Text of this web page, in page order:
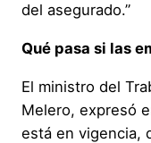
del asegurado.”
Qué pasa si las
El ministro del
Melero, expresó
está en vigencia,